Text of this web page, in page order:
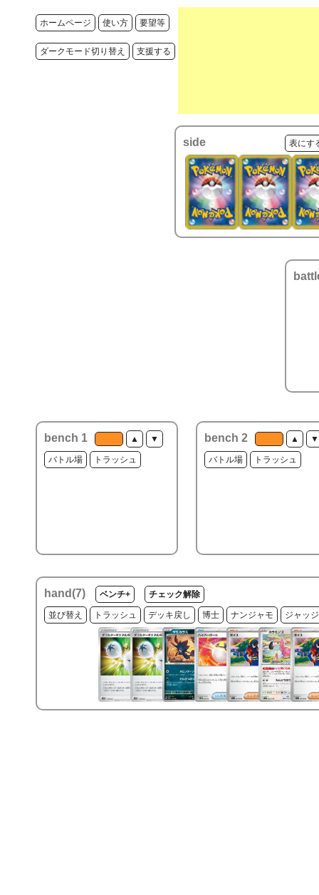
ホームページ 使い方 要望等
ダークモード切り替え 支援する
side 表にす
bench 1 ▲ ▼
バトル場 トラッシュ
bench 2 ▲ ▼
バトル場 トラッシュ
hand(7) ベンチ+ チェック解除
並び替え トラッシュ デッキ戻し 博士 ナンジャモ ジャッ